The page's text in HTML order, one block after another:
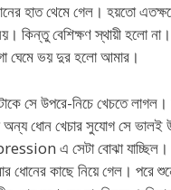
হাত থেমে গেল। হয়তো
কিন্তু বেশিক্ষণ স্থায়ী হলো
ঘেমে ভয় দুর হলো আমার।
সে উপরে-নিচে খেচতে
অন্য ধোন খেচার সুযোগ সে
এ সেটা বোঝা যাচ্ছিল।
ধোনের কাছে নিয়ে গেল। পরে